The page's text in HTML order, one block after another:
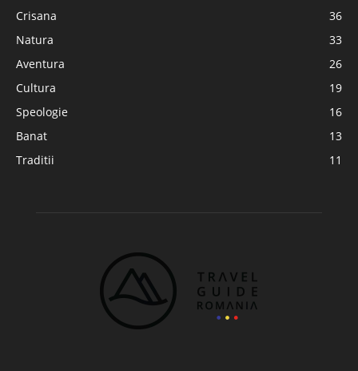
Crisana
36
Natura
33
Aventura
26
Cultura
19
Speologie
16
Banat
13
Traditii
11